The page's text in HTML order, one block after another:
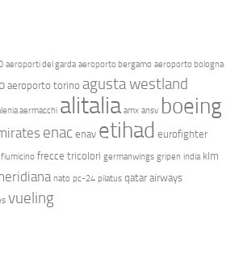
aeroporti del garda aeroporto bergamo aeroporto bologna
aeroporto torino agusta westland
aermacchi alitalia amx ansv boeing
enac enav etihad eurofighter
fiumicino frecce tricolori germanwings gripen india klm
nato pc-24 pilatus qatar airways
vueling